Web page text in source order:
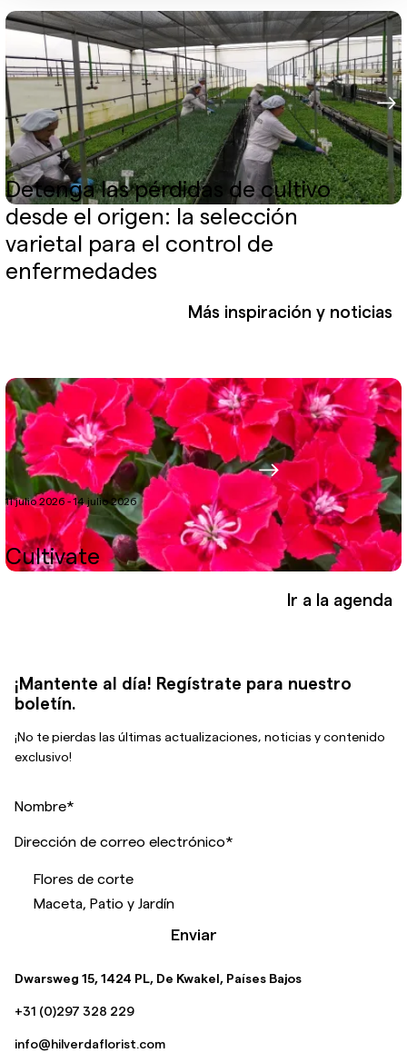
Detenga las pérdidas de cultivo
desde el origen: la selección
varietal para el control de
enfermedades
Más inspiración y noticias
Cultivate
11 julio 2026 - 14 julio 2026
Ir a la agenda
¡Mantente al día! Regístrate para nuestro
boletín.
¡No te pierdas las últimas actualizaciones, noticias y contenido
exclusivo!
Nombre*
Dirección de correo electrónico*
Flores de corte
Maceta, Patio y Jardín
Enviar
Dwarsweg 15, 1424 PL, De Kwakel, Países Bajos
+31 (0)297 328 229
info@hilverdaflorist.com